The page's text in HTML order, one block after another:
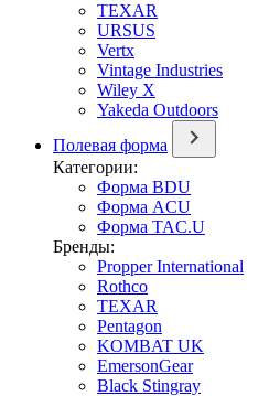
TEXAR
URSUS
Vertx
Vintage Industries
Wiley X
Yakeda Outdoors
Полевая форма
Категории:
Форма BDU
Форма ACU
Форма TAC.U
Бренды:
Propper International
Rothco
TEXAR
Pentagon
KOMBAT UK
EmersonGear
Black Stingray